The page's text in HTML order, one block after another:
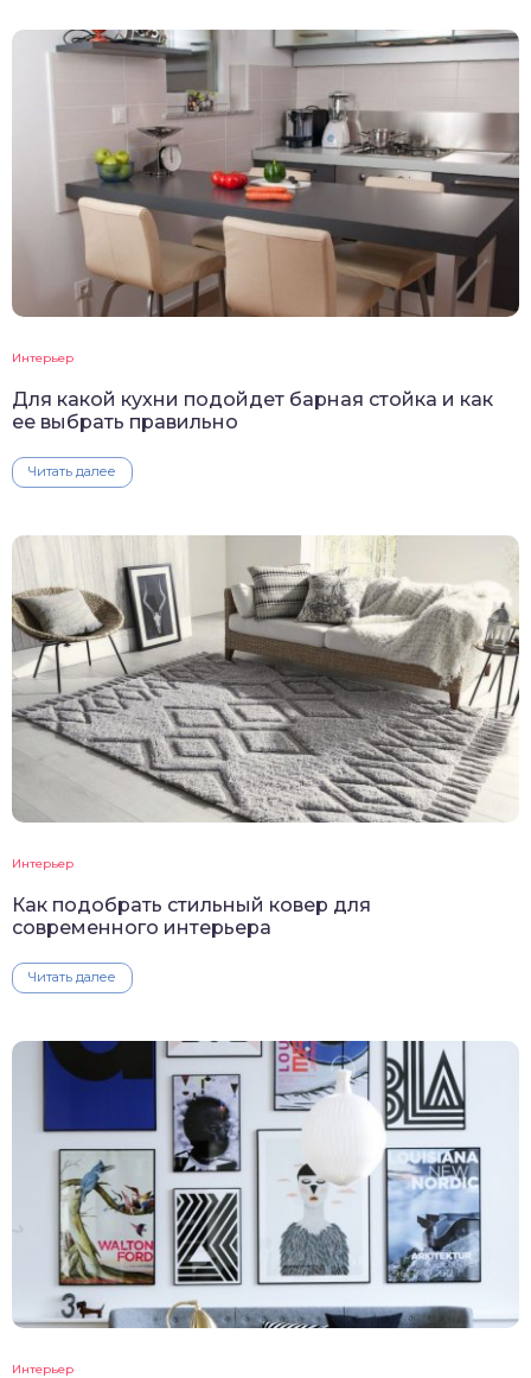
Интерьер
Для какой кухни подойдет барная стойка и как
ее выбрать правильно
Читать далее
Интерьер
Как подобрать стильный ковер для
современного интерьера
Читать далее
Интерьер